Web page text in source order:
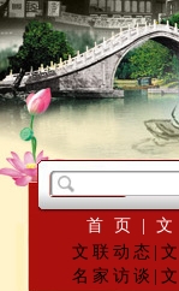
首页 |
文联动态 |
名家访谈
|